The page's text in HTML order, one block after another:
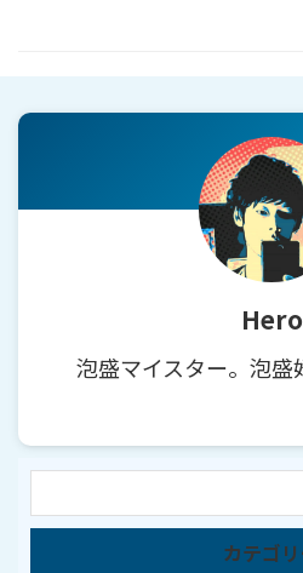
Hero
泡盛マイスター。泡盛
カテゴ